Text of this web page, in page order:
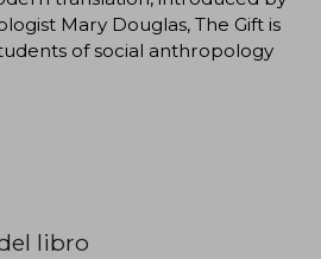
Mary Douglas, The Gift is
of social anthropology
libro